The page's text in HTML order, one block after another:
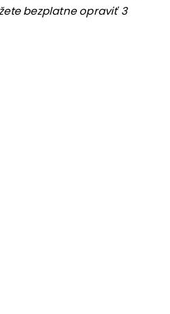
bezplatne opraviť 3